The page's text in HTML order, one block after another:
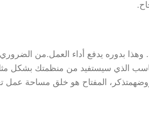
وهذا بدوره يدفع أداء العمل.من
الذي سيستفيد من منظمتك بشكل
المفتاح هو خلق مساحة عمل